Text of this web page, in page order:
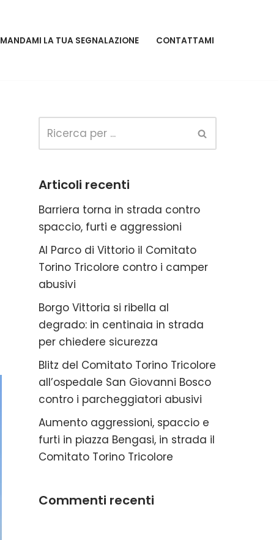
MANDAMI LA TUA SEGNALAZIONE CONTATTAMI
Articoli recenti
Barriera torna in strada contro
spaccio, furti e aggressioni
Al Parco di Vittorio il Comitato
Torino Tricolore contro i camper
abusivi
Borgo Vittoria si ribella al
degrado: in centinaia in strada
per chiedere sicurezza
Blitz del Comitato Torino Tricolore
all’ospedale San Giovanni Bosco
contro i parcheggiatori abusivi
Aumento aggressioni, spaccio e
furti in piazza Bengasi, in strada il
Comitato Torino Tricolore
Commenti recenti